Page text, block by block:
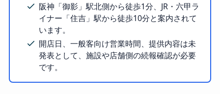
阪神「御影」駅北側から徒歩1分、JR・六甲ラ
イナー「住吉」駅から徒歩10分と案内されて
います。
開店日、一般客向け営業時間、提供内容は未
発表として、施設や店舗側の続報確認が必要
です。